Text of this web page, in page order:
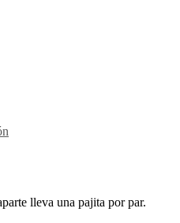
lleva una pajita por par.